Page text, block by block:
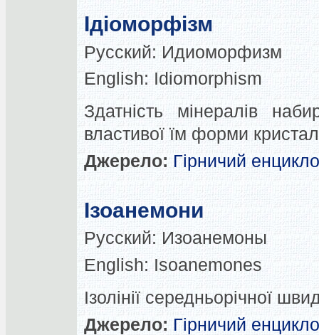
Ідіоморфізм
Русский: Идиоморфизм
English: Idiomorphism
Здатність мінералів
властивої їм форми
Джерело: Гірничий
Ізоанемони
Русский: Изоанемоны
English: Isoanemones
Ізолінії середньорічної
Джерело: Гірничий